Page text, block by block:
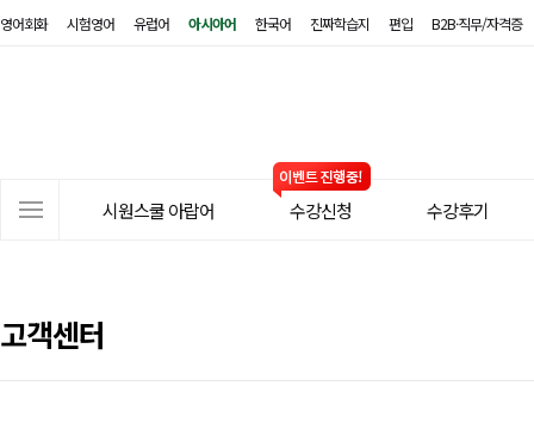
영어회화 시험영어 유럽어 아시아어 한국어 진짜학습지 편입 B2B·직무/자격증
시원스쿨 아랍어 수강신청 수강후기
고객센터